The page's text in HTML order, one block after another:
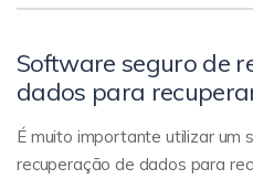
Software seguro de
dados para
É muito importante utilizar um
recuperação de dados para